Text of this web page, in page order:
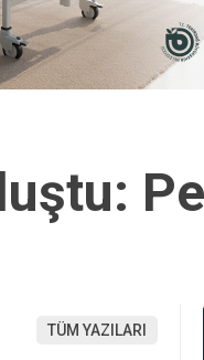
TÜM YAZILARI